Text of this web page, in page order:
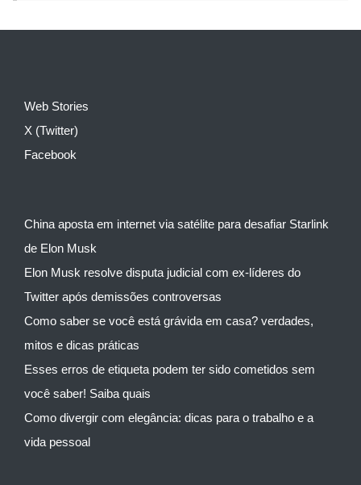
Web Stories
X (Twitter)
Facebook
China aposta em internet via satélite para desafiar Starlink
de Elon Musk
Elon Musk resolve disputa judicial com ex-líderes do
Twitter após demissões controversas
Como saber se você está grávida em casa? verdades,
mitos e dicas práticas
Esses erros de etiqueta podem ter sido cometidos sem
você saber! Saiba quais
Como divergir com elegância: dicas para o trabalho e a
vida pessoal